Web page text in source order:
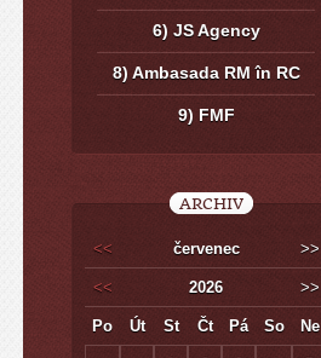
6) JS Agency
8) Ambasada RM în RC
9) FMF
ARCHIV
<< červenec >>
<< 2026 >>
Po Út St Čt Pá So Ne